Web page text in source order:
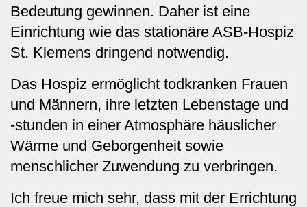
Bedeutung gewinnen. Daher ist eine
Einrichtung wie das stationäre ASB-Hospiz
St. Klemens dringend notwendig.
Das Hospiz ermöglicht todkranken Frauen
und Männern, ihre letzten Lebenstage und
-stunden in einer Atmosphäre häuslicher
Wärme und Geborgenheit sowie
menschlicher Zuwendung zu verbringen.
Ich freue mich sehr, dass mit der Errichtung